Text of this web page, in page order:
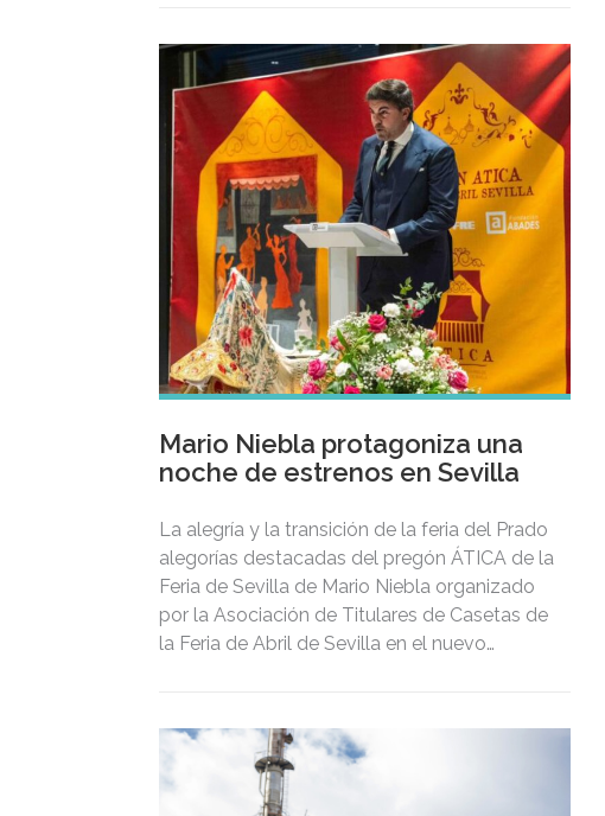
Mario Niebla protagoniza una
noche de estrenos en Sevilla
La alegría y la transición de la feria del Prado
alegorías destacadas del pregón ÁTICA de la
Feria de Sevilla de Mario Niebla organizado
por la Asociación de Titulares de Casetas de
la Feria de Abril de Sevilla en el nuevo